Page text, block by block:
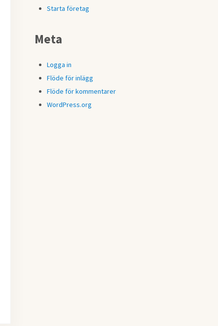
Starta företag
Meta
Logga in
Flöde för inlägg
Flöde för kommentarer
WordPress.org